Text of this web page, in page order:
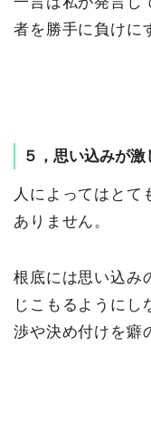
者を勝手に負けに
５，思い込みが激
人によってはとて
ありません。
根底には思い込み
じこもるようにし
渉や決め付けを癖